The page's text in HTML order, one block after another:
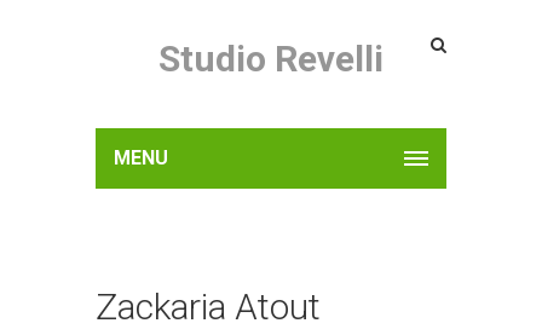
Studio Revelli
MENU
Zackaria Atout